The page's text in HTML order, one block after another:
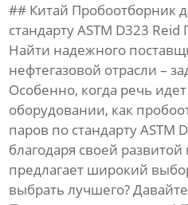
Контакты
## Китай Пробоотборник
стандарту ASTM D323
Найти надежного
нефтегазовой отрасли –
Особенно, когда речь
оборудовании, как
паров по стандарту ASTM
благодаря своей
предлагает широкий
выбрать лучшего?